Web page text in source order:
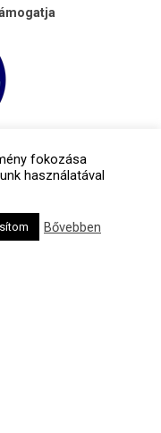
fokozása
használatával
Bővebben